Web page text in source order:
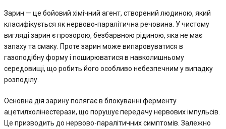
Зарин — це бойовий хімічний агент, створений людиною, який
класифікується як нервово-паралітична речовина. У чистому
вигляді зарин є прозорою, безбарвною рідиною, яка не має
запаху та смаку. Проте зарин може випаровуватися в
газоподібну форму і поширюватися в навколишньому
середовищі, що робить його особливо небезпечним у випадку
розподілу.
Основна дія зарину полягає в блокуванні ферменту
ацетилхолінестерази, що порушує передачу нервових імпульсів.
Це призводить до нервово-паралітичних симптомів. Залежно